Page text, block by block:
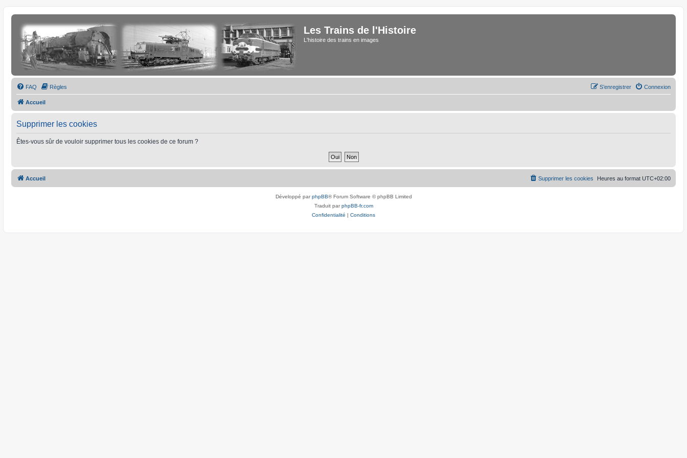
Les Trains de l'Histoire
L'histoire des trains en images
FAQ Règles Connexion
S’enregistrer
Accueil
Supprimer les cookies
Êtes-vous sûr de vouloir supprimer tous les cookies de ce forum ?
Accueil Heures au format UTC+02:00
Supprimer les cookies
Développé parphpBB® Forum Software © phpBB Limited
Traduit parphpBB-fr.com
Confidentialité | Conditions